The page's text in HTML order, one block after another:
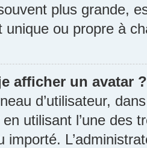
plus grande,
unique ou propre à
afficher un avatar ?
d’utilisateur,
utilisant l’une des
importé.